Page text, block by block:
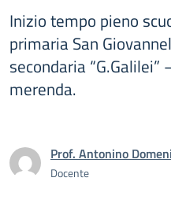
Inizio tempo pieno
primaria San
secondaria
merenda.
Prof. Antonino
Docente